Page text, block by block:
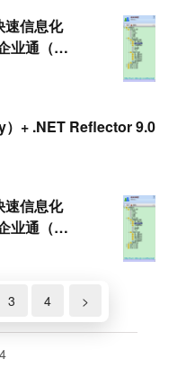
信息化
业通（内
）+ .NET Reflector 9.0
信息化
业通（内
3 4 >